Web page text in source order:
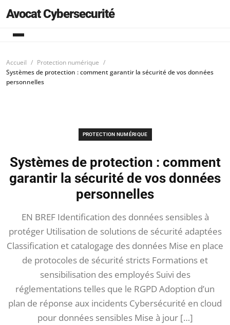
Avocat Cybersecurité
Accueil
Protection numérique
Systèmes de protection : comment garantir la sécurité de vos données
personnelles
PROTECTION NUMÉRIQUE
Systèmes de protection : comment
garantir la sécurité de vos données
personnelles
EN BREF Identification des données sensibles à
protéger Utilisation de solutions de sécurité adaptées
Classification et catalogage des données Mise en place
de protocoles de sécurité stricts Formations et
sensibilisation des employés Suivi des
réglementations telles que le RGPD Adoption d’un
plan de réponse aux incidents Cybersécurité en cloud
pour données sensibles Mise à jour […]